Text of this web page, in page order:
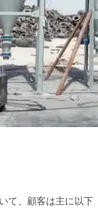
て、顧客は主に以下